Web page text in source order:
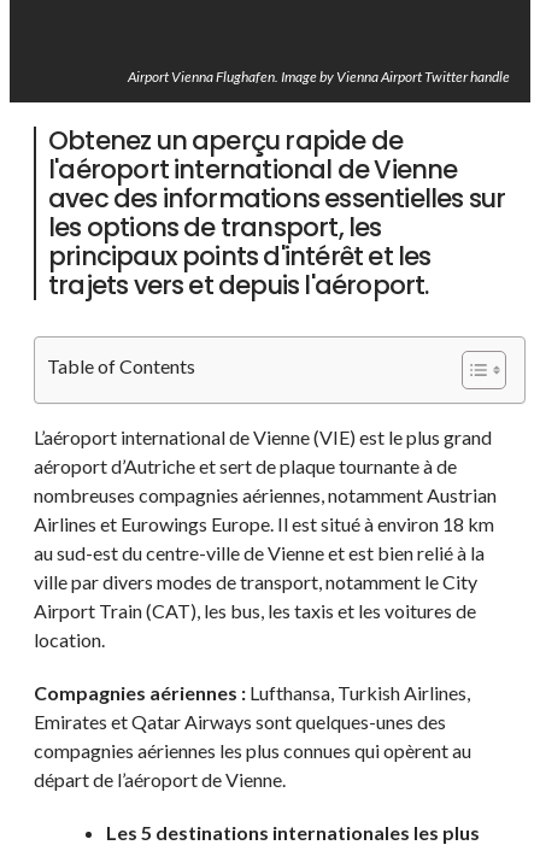
Airport Vienna Flughafen. Image by Vienna Airport Twitter handle
Obtenez un aperçu rapide de
l'aéroport international de Vienne
avec des informations essentielles sur
les options de transport, les
principaux points d'intérêt et les
trajets vers et depuis l'aéroport.
Table of Contents
L’aéroport international de Vienne (VIE) est le plus grand
aéroport d’Autriche et sert de plaque tournante à de
nombreuses compagnies aériennes, notamment Austrian
Airlines et Eurowings Europe. Il est situé à environ 18 km
au sud-est du centre-ville de Vienne et est bien relié à la
ville par divers modes de transport, notamment le City
Airport Train (CAT), les bus, les taxis et les voitures de
location.
Compagnies aériennes : Lufthansa, Turkish Airlines,
Emirates et Qatar Airways sont quelques-unes des
compagnies aériennes les plus connues qui opèrent au
départ de l’aéroport de Vienne.
Les 5 destinations internationales les plus